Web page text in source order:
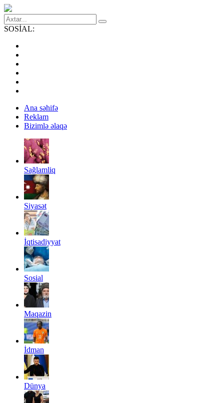
SOSİAL:
Ana səhifə
Reklam
Bizimlə əlaqə
Sağlamliq
Siyasət
İqtisadiyyat
Sosial
Maqazin
İdman
Dünya